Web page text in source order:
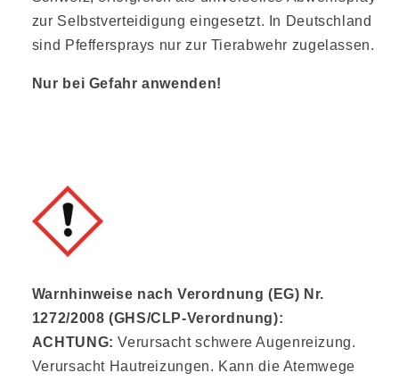
zur Selbstverteidigung eingesetzt. In Deutschland
sind Pfeffersprays nur zur Tierabwehr zugelassen.
Nur bei Gefahr anwenden!
Warnhinweise nach Verordnung (EG) Nr.
1272/2008 (GHS/CLP-Verordnung):
ACHTUNG: Verursacht schwere Augenreizung.
Verursacht Hautreizungen. Kann die Atemwege